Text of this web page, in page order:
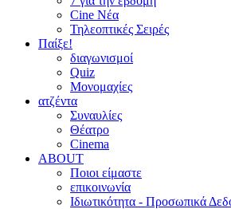
Cine Νέα
Τηλεοπτικές Σειρές
Παίξε!
διαγωνισμοί
Quiz
Μονομαχίες
ατζέντα
Συναυλίες
Θέατρο
Cinema
ABOUT
Ποιοι είμαστε
επικοινωνία
Ιδιωτικότητα - Προσωπικά